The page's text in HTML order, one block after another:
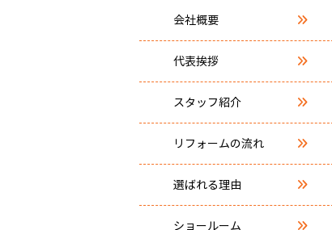
会社概要
代表挨拶
スタッフ紹介
リフォームの流れ
選ばれる理由
ショールーム